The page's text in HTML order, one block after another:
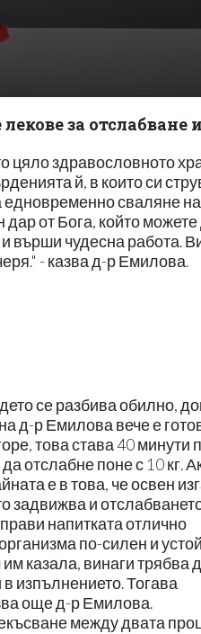
за отслабване
цяло здравословното
й, в които си
едновременно сваляне на
от Бога, който можете
върши чудесна работа.
- казва д-р Емилова.
се разбива обилно,
д-р Емилова вече е
това става 40 минути
отслабне поне с 10 кг.
е в това, че освен
задвижва и
напитката отлично
по-силен и
казала, винаги трябва
изпълнението. Тогава
още д-р Емилова.
между двата